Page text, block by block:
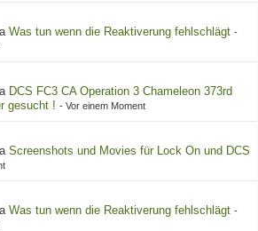
Was tun wenn die Reaktiverung fehlschlägt -
DCS FC3 CA Operation 3 Chameleon 373rd
gesucht ! - Vor einem Moment
Screenshots und Movies für Lock On und DCS
Was tun wenn die Reaktiverung fehlschlägt -